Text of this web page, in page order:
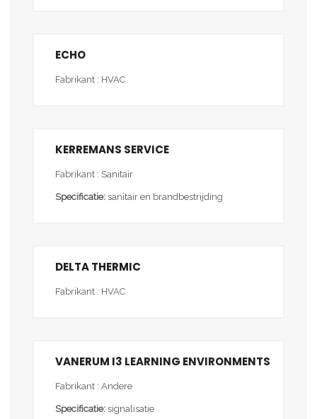
ECHO
Fabrikant : HVAC
KERREMANS SERVICE
Fabrikant : Sanitair
Specificatie: sanitair en brandbestrijding
DELTA THERMIC
Fabrikant : HVAC
VANERUM I3 LEARNING ENVIRONMENTS
Fabrikant : Andere
Specificatie: signalisatie